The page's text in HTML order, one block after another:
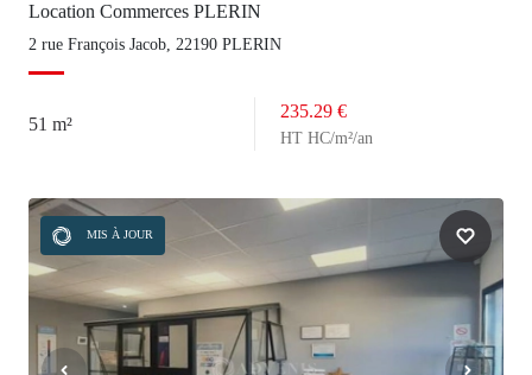
Location Commerces PLERIN
2 rue François Jacob, 22190 PLERIN
51 m²
235.29 €
HT HC/m²/an
MIS À JOUR